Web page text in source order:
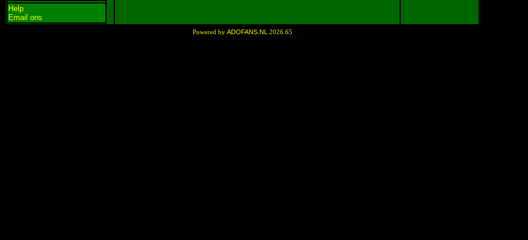
Help
Email ons
Powered by ADOFANS.NL 2026.65